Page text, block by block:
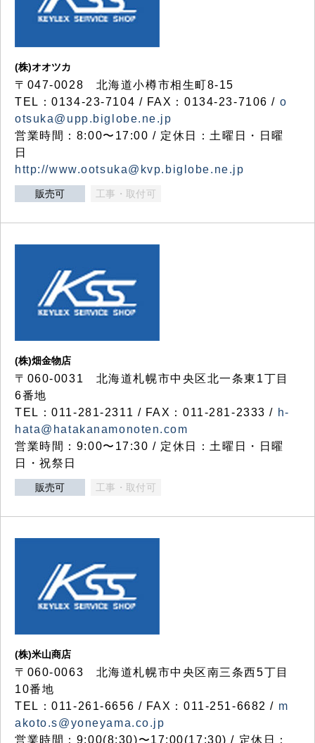
(株)オオツカ
〒047-0028 北海道小樽市相生町8-15
TEL：0134-23-7104 / FAX：0134-23-7106 / o
otsuka@upp.biglobe.ne.jp
営業時間：8:00〜17:00 / 定休日：土曜日・日曜
日
http://www.ootsuka@kvp.biglobe.ne.jp
販売可 工事・取付可
(株)畑金物店
〒060-0031 北海道札幌市中央区北一条東1丁目
6番地
TEL：011-281-2311 / FAX：011-281-2333 / h-
hata@hatakanamonoten.com
営業時間：9:00〜17:30 / 定休日：土曜日・日曜
日・祝祭日
販売可 工事・取付可
(株)米山商店
〒060-0063 北海道札幌市中央区南三条西5丁目
10番地
TEL：011-261-6656 / FAX：011-251-6682 / m
akoto.s@yoneyama.co.jp
営業時間：9:00(8:30)〜17:00(17:30) / 定休日：